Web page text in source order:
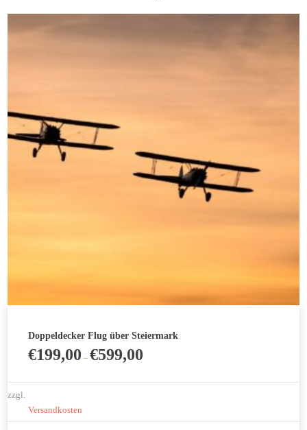
Doppeldecker Flug über Steiermark
€199,00 –€599,00
zzgl.
Versandkosten